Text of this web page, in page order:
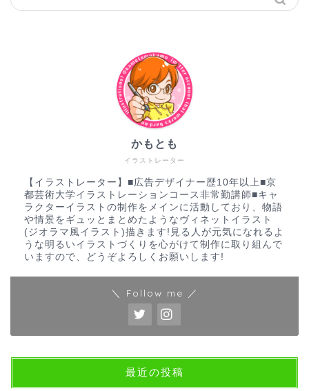
イラストレーター
かもとも
【イラストレーター】■広告デザイナー歴10年以上■京
都芸術大学イラストレーションコース非常勤講師■キャ
ラクターイラストの制作をメインに活動しており、物語
や情景をギュッとまとめたようなヴィネットイラスト
(ジオラマ風イラスト)描きます!見る人が元気になれるよ
うな明るいイラストづくりを心がけて制作に取り組んで
いますので、どうぞよろしくお願いします!
＼ Follow me ／
最近の投稿